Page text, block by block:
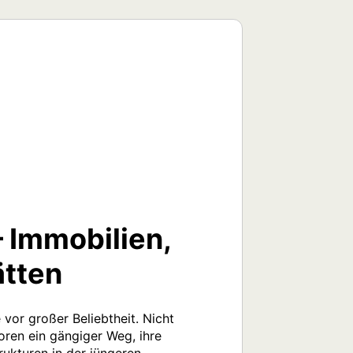
Immobilien,
vor großer Beliebtheit. Nicht
ein gängiger Weg, ihre